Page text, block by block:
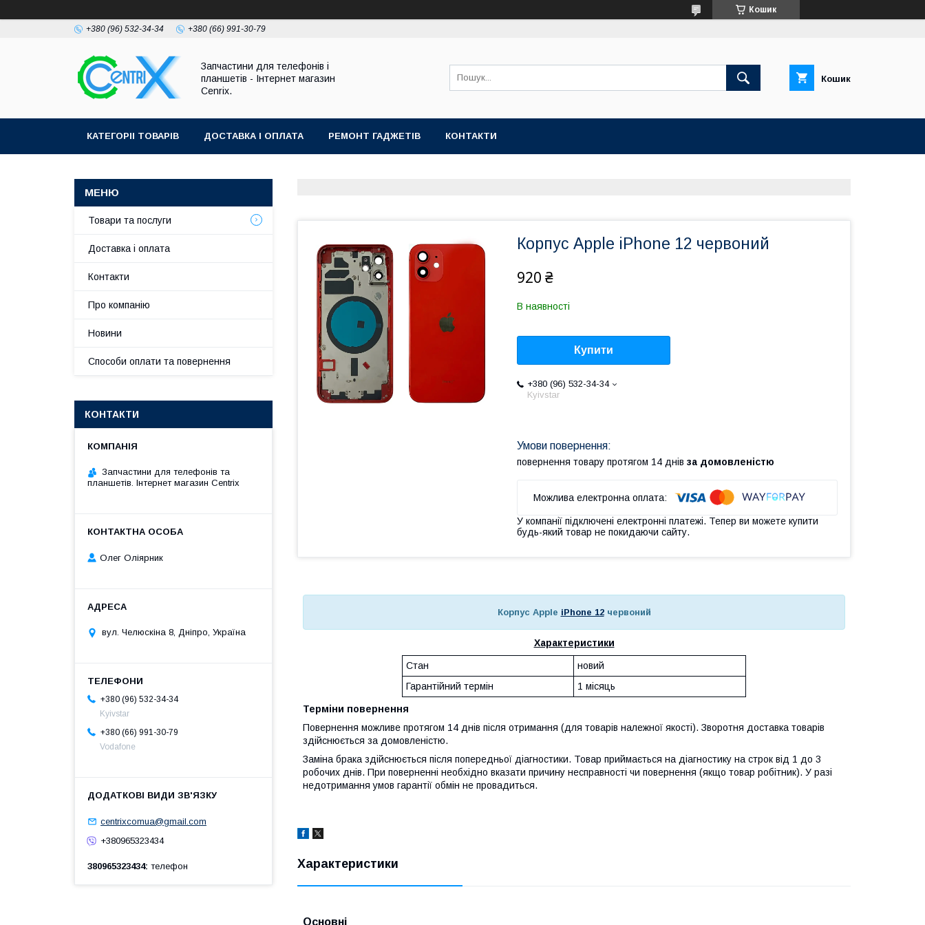
Кошик
+380 (96) 532-34-34 +380 (66) 991-30-79
Запчастини для телефонів і
планшетів - Інтернет магазин
Cenrix.
Кошик
КАТЕГОРІІ ТОВАРІВ ДОСТАВКА І ОПЛАТА РЕМОНТ ГАДЖЕТІВ КОНТАКТИ
Корпус Apple iPhone 12 червоний
920 ₴
В наявності
Купити
+380 (96) 532-34-34
Kyivstar
повернення товару протягом 14 днів за домовленістю
У компанії підключені електронні платежі. Тепер ви можете купити
будь-який товар не покидаючи сайту.
Корпус Apple iPhone 12червоний
Характеристики
Стан
новий
Гарантійний термін
1 місяць
Терміни повернення
Повернення можливе протягом 14 днів після отримання (для товарів належної якості). Зворотня доставка товарів
здійснюється за домовленістю.
Заміна брака здійснюється після попередньої діагностики. Товар приймається на діагностику на строк від 1 до 3
робочих днів. При поверненні необхідно вказати причину несправності чи повернення (якщо товар робітник). У разі
недотримання умов гарантії обмін не провадиться.
Характеристики
Основні
Товари та послуги
Доставка і оплата
Контакти
Про компанію
Новини
Способи оплати та повернення
КОНТАКТИ
Запчастини для телефонів та
планшетів. Інтернет магазин Centrix
Олег Оліярник
вул. Челюскіна 8, Дніпро, Україна
+380 (96) 532-34-34
Kyivstar
+380 (66) 991-30-79
Vodafone
centrixcomua@gmail.com
+380965323434
380965323434 телефон